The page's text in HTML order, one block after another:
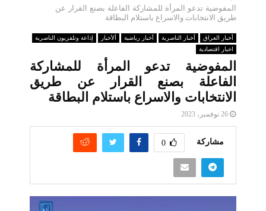
المفوضية تدعو المرأة للمشاركة الفاعلة بصنع القرار عن
طريق الانتخابات والاسراع باستلام البطاقة
أخبار العراق أخبار الناصرية أخبار رياضية ألأخبار
إذاعة وتلفزيون الناصرية
اخبار اقتصادية
المفوضية تدعو المرأة للمشاركة
الفاعلة بصنع القرار عن طريق
الانتخابات والاسراع باستلام البطاقة
26 نوفمبر، 2023
مشاركة 0